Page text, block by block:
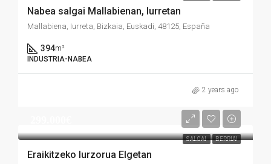
Nabea salgai Mallabienan, Iurretan
Mallabiena, Iurreta, Bizkaia, Euskadi, 48125, España
394m²
INDUSTRIA-NABEA
2 years ago
SALGAI BERRIA!
Eraikitzeko lurzorua Elgetan